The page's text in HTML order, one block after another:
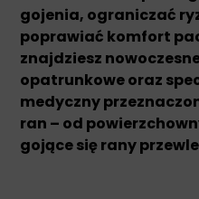
gojenia, ograniczać
poprawiać komfort
znajdziesz
opatrunkowe oraz
medyczny
ran – od
gojące się rany